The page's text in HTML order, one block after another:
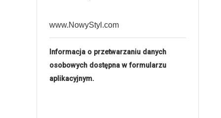
www.NowyStyl.com
Informacja o przetwarzaniu danych
osobowych dostępna w formularzu
aplikacyjnym.